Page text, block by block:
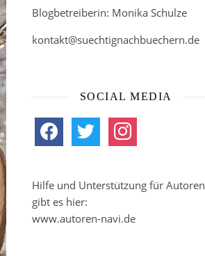
Blogbetreiberin: Monika Schulze
kontakt@suechtignachbuechern.de
SOCIAL MEDIA
facebook twitter instagram
Hilfe und Unterstützung für Autoren
gibt es hier:
www.autoren-navi.de